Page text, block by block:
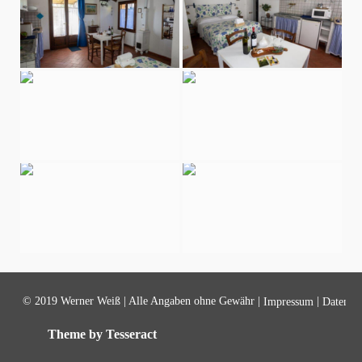
© 2019 Werner Weiß | Alle Angaben ohne Gewähr | Impressum |
Theme by Tesseract